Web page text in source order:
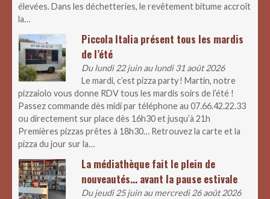
élevées. Dans les déchetteries, le revêtement bitume accroît
la…
Piccola Italia présent tous les mardis
de l’été
Du lundi 22 juin au lundi 31 août 2026
Le mardi, c’est pizza party ! Martin, notre
pizzaiolo vous donne RDV tous les mardis soirs de l’été !
Passez commande dès midi par téléphone au 07.66.42.22.33
ou directement sur place dès 16h30 et jusqu’à 21h
Premières pizzas prêtes à 18h30… Retrouvez la carte et la
pizza du jour sur la…
La médiathèque fait le plein de
nouveautés… avant la pause estivale
Du jeudi 25 juin au mercredi 26 août 2026